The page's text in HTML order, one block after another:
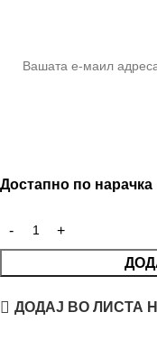
Достапно по нарачка
ДОДАЈ ВО ЛИСТА